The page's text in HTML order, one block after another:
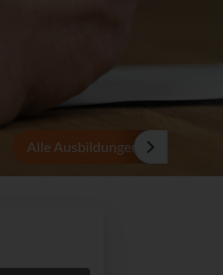
Alle Ausbildungen